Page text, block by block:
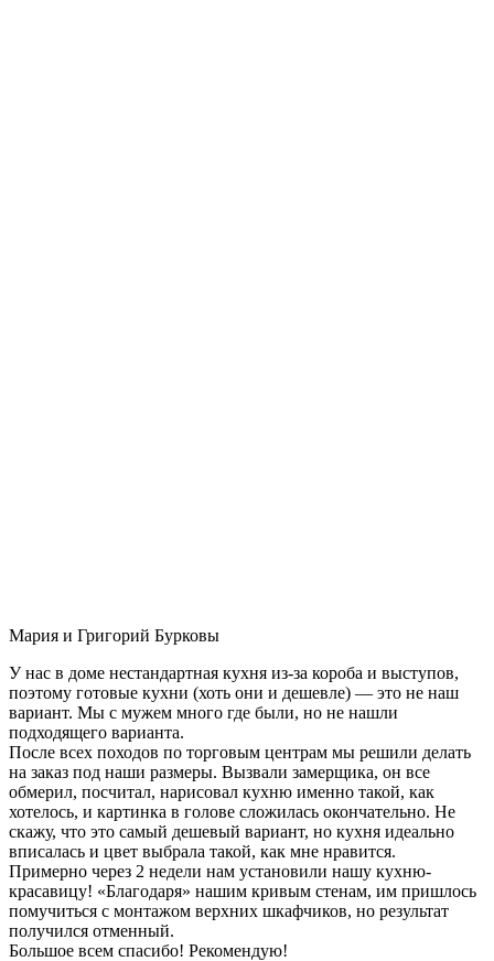
Мария и Григорий Бурковы
У нас в доме нестандартная кухня из-за короба и выступов,
поэтому готовые кухни (хоть они и дешевле) — это не наш
вариант. Мы с мужем много где были, но не нашли
подходящего варианта.
После всех походов по торговым центрам мы решили делать
на заказ под наши размеры. Вызвали замерщика, он все
обмерил, посчитал, нарисовал кухню именно такой, как
хотелось, и картинка в голове сложилась окончательно. Не
скажу, что это самый дешевый вариант, но кухня идеально
вписалась и цвет выбрала такой, как мне нравится.
Примерно через 2 недели нам установили нашу кухню-
красавицу! «Благодаря» нашим кривым стенам, им пришлось
помучиться с монтажом верхних шкафчиков, но результат
получился отменный.
Большое всем спасибо! Рекомендую!